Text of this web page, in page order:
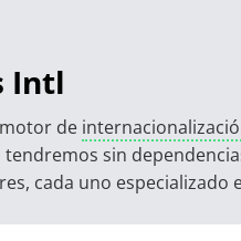
Intl
de
sin
cada uno especializado